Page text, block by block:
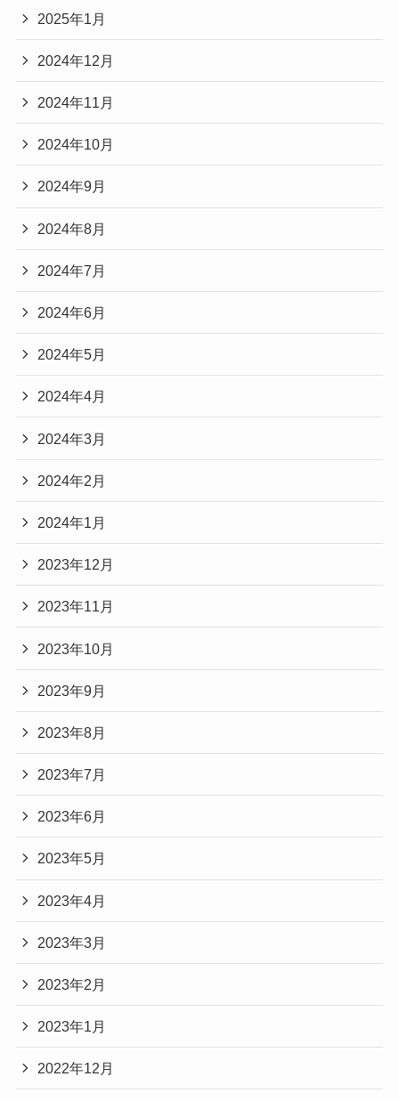
2025年1月
2024年12月
2024年11月
2024年10月
2024年9月
2024年8月
2024年7月
2024年6月
2024年5月
2024年4月
2024年3月
2024年2月
2024年1月
2023年12月
2023年11月
2023年10月
2023年9月
2023年8月
2023年7月
2023年6月
2023年5月
2023年4月
2023年3月
2023年2月
2023年1月
2022年12月